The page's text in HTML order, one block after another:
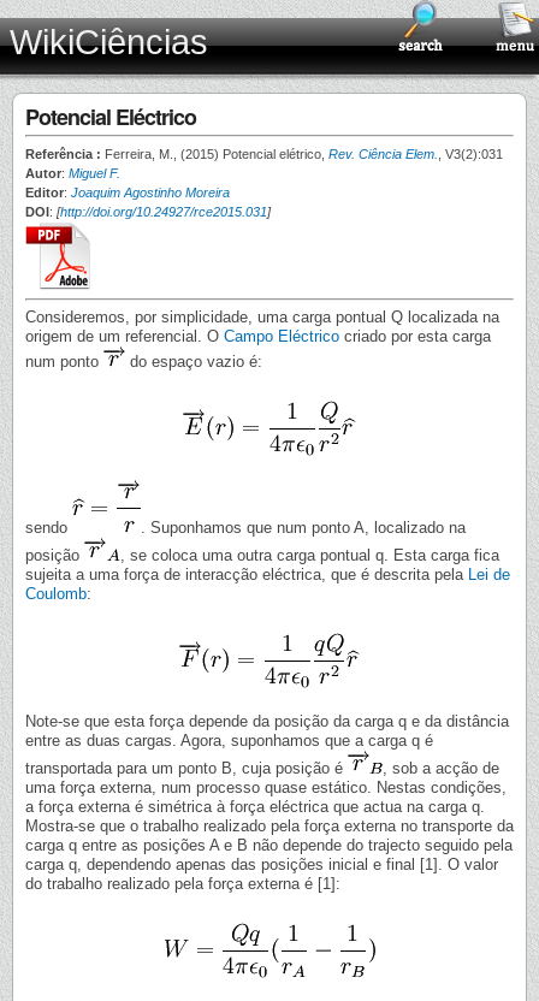
WikiCiências
Potencial Eléctrico
Referência : Ferreira, M., (2015) Potencial elétrico, Rev. Ciência Elem.
, V3(2):031
Autor: Miguel F.
Editor: Joaquim Agostinho Moreira
DOI: [http://doi.org/10.24927/rce2015.031]
Consideremos, por simplicidade, uma carga pontual Q localizada na
origem de um referencial. O Campo Eléctrico criado por esta carga
num ponto
do espaço vazio é:
sendo
. Suponhamos que num ponto A, localizado na
posição
, se coloca uma outra carga pontual q. Esta carga fica
sujeita a uma força de interacção eléctrica, que é descrita pela Lei de
Coulomb:
Note-se que esta força depende da posição da carga q e da distância
entre as duas cargas. Agora, suponhamos que a carga q é
transportada para um ponto B, cuja posição é
, sob a acção de
uma força externa, num processo quase estático. Nestas condições,
a força externa é simétrica à força eléctrica que actua na carga q.
Mostra-se que o trabalho realizado pela força externa no transporte da
carga q entre as posições A e B não depende do trajecto seguido pela
carga q, dependendo apenas das posições inicial e final [1]. O valor
do trabalho realizado pela força externa é [1]: